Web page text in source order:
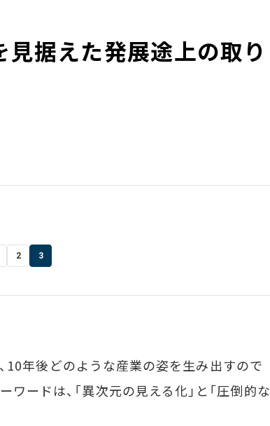
据えた発展途上の取り
2 3
、10年後どのような産業の姿を生み出すので
ードは、「異次元の見える化」と「圧倒的な